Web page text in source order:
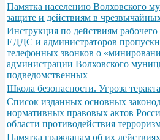
Памятка населению Волховского
защите и действиям в
Инструкция по действиям рабочего
ЕДДС и администраторов
телефонных звонков о
администрации Волховского
подведомственных
Школа безопасности. Угроза
Список изданных основных
нормативных правовых актов
области противодействия
Памятка гражданам об их